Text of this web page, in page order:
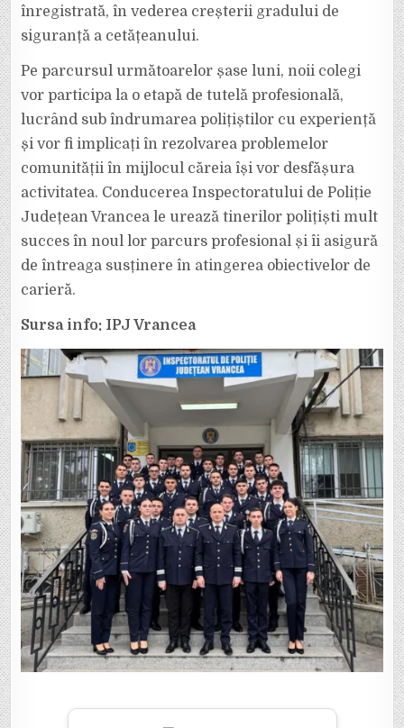
înregistrată, în vederea creșterii gradului de
siguranță a cetățeanului.
Pe parcursul următoarelor șase luni, noii colegi
vor participa la o etapă de tutelă profesională,
lucrând sub îndrumarea polițiștilor cu experiență
și vor fi implicați în rezolvarea problemelor
comunității în mijlocul căreia își vor desfășura
activitatea. Conducerea Inspectoratului de Poliție
Județean Vrancea le urează tinerilor polițiști mult
succes în noul lor parcurs profesional și îi asigură
de întreaga susținere în atingerea obiectivelor de
carieră.
Sursa info: IPJ Vrancea